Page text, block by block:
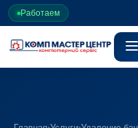
Работаем